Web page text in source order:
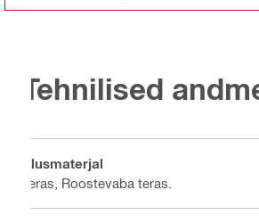
Tehnilised
Alusmaterjal
Teras, Roostevaba teras.